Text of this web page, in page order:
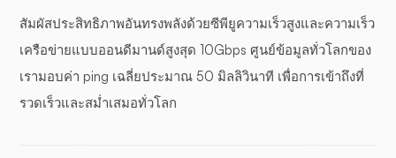
สัมผัสประสิทธิภาพอันทรงพลังด้วยซีพียูความเร็วสูงและความเร็ว
เครือข่ายแบบออนดีมานด์สูงสุด 10Gbps ศูนย์ข้อมูลทั่วโลกของ
เรามอบค่า ping เฉลี่ยประมาณ 50 มิลลิวินาที เพื่อการเข้าถึงที่
รวดเร็วและสม่ำเสมอทั่วโลก